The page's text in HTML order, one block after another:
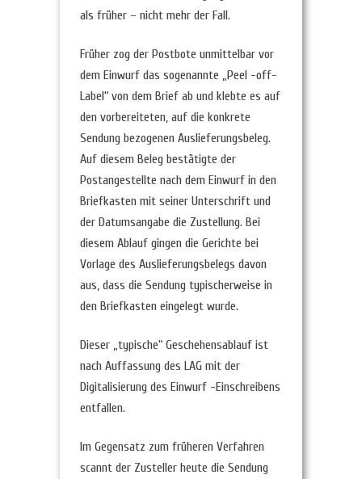
als früher – nicht mehr der Fall.
Früher zog der Postbote unmittelbar vor
dem Einwurf das sogenannte „Peel -off-
Label“ von dem Brief ab und klebte es auf
den vorbereiteten, auf die konkrete
Sendung bezogenen Auslieferungsbeleg.
Auf diesem Beleg bestätigte der
Postangestellte nach dem Einwurf in den
Briefkasten mit seiner Unterschrift und
der Datumsangabe die Zustellung. Bei
diesem Ablauf gingen die Gerichte bei
Vorlage des Auslieferungsbelegs davon
aus, dass die Sendung typischerweise in
den Briefkasten eingelegt wurde.
Dieser „typische“ Geschehensablauf ist
nach Auffassung des LAG mit der
Digitalisierung des Einwurf -Einschreibens
entfallen.
Im Gegensatz zum früheren Verfahren
scannt der Zusteller heute die Sendung